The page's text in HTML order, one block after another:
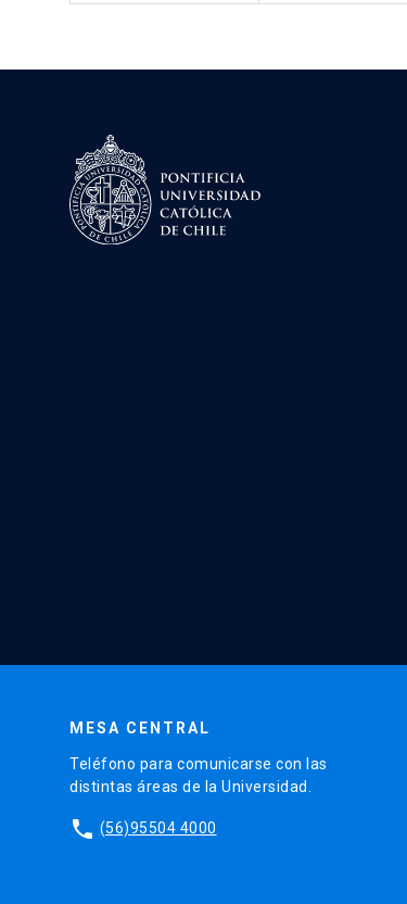
MESA CENTRAL
Teléfono para comunicarse con las
distintas áreas de la Universidad.
phone (56)95504 4000